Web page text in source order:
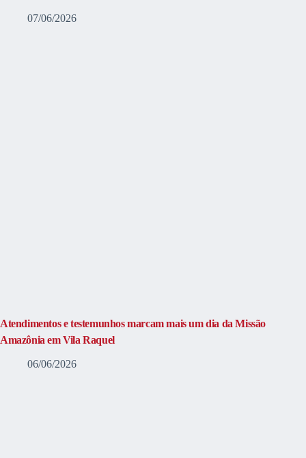
07/06/2026
Atendimentos e testemunhos marcam mais um dia da Missão
Amazônia em Vila Raquel
06/06/2026